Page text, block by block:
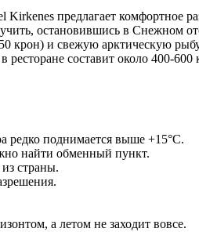
предлагает комфортное
остановившись в Снежном
крон) и свежую арктическую
составит около 400-
редко поднимается выше +15°C.
найти обменный пункт.
страны.
а летом не заходит вовсе.